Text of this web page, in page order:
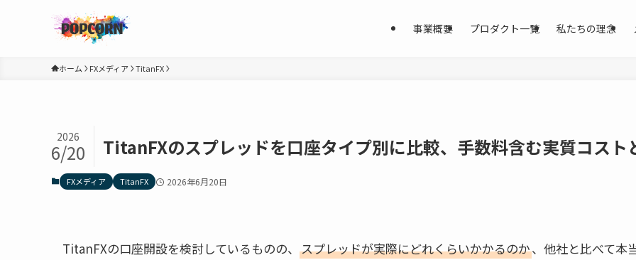
事業概要 プロダクト一覧 私たちの理念
ホーム FXメディア TitanFX
TitanFXのスプレッドを口座タイプ別に比較、手数料含む実質コスト
2026
6/20
FXメディア TitanFX 2026年6月20日
TitanFXの口座開設を検討しているものの、 スプレッドが実際にどれくらいかかるのか、他社と比べて本